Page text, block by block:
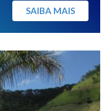
SAIBA MAIS